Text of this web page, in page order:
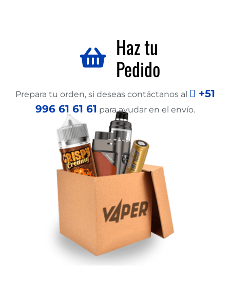
Haz tu
Pedido
Prepara tu orden, si deseas contáctanos al
+51
996 61 61 61 para ayudar en el envío.